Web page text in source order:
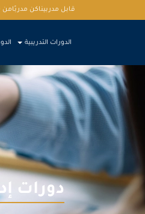
قابل مدربيناكن مدربًامن
الدورات التدريبية
دورات